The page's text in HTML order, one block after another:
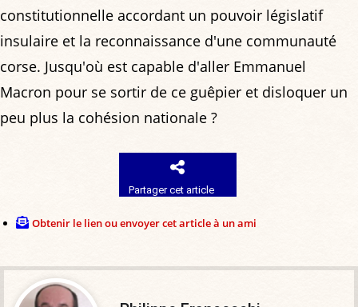
constitutionnelle accordant un pouvoir législatif
insulaire et la reconnaissance d'une communauté
corse. Jusqu'où est capable d'aller Emmanuel
Macron pour se sortir de ce guêpier et disloquer un
peu plus la cohésion nationale ?
Partager cet article
Obtenir le lien ou envoyer cet article à un ami